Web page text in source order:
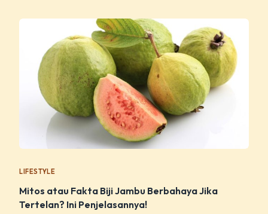
LIFESTYLE
Mitos atau Fakta Biji Jambu Berbahaya Jika
Tertelan? Ini Penjelasannya!